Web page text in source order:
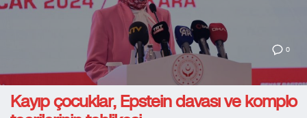
0
Kayıp çocuklar, Epstein davası ve komplo